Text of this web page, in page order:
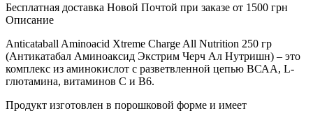
Бесплатная доставка Новой Почтой при заказе от 1500 грн
Описание
Anticataball Aminoacid Xtreme Charge All Nutrition 250 гр
(Антикатабал Аминоаксид Экстрим Черч Ал Нутришн) – это
комплекс из аминокислот с разветвленной цепью ВСАА, L-
глютамина, витаминов С и В6.
Продукт изготовлен в порошковой форме и имеет